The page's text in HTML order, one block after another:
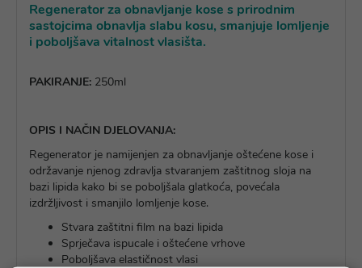
Regenerator za obnavljanje kose s prirodnim
sastojcima obnavlja slabu kosu, smanjuje lomljenje
i poboljšava vitalnost vlasišta.
PAKIRANJE: 250ml
OPIS I NAČIN DJELOVANJA:
Regenerator je namijenjen za obnavljanje oštećene kose i
održavanje njenog zdravlja stvaranjem zaštitnog sloja na
bazi lipida kako bi se poboljšala glatkoća, povećala
izdržljivost i smanjilo lomljenje kose.
Stvara zaštitni film na bazi lipida
Sprječava ispucale i oštećene vrhove
Poboljšava elastičnost vlasi